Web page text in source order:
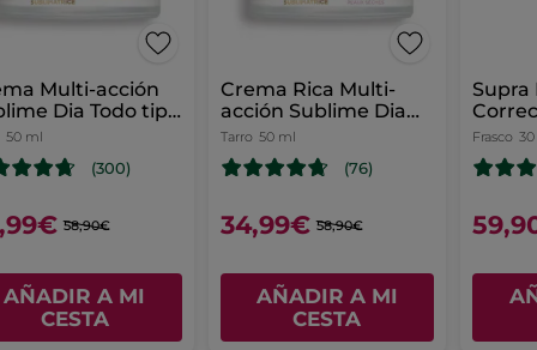
Multi-acción
Dia Todo tipo
50 ml
(300)
58,90€
AÑADIR A MI
CESTA
Crema Rica Multi-
acción Sublime Dia
Pieles Secas
Tarro 50 ml
(76)
34,99€ 58,90€
AÑADIR A MI
CESTA
Supra
Frasco